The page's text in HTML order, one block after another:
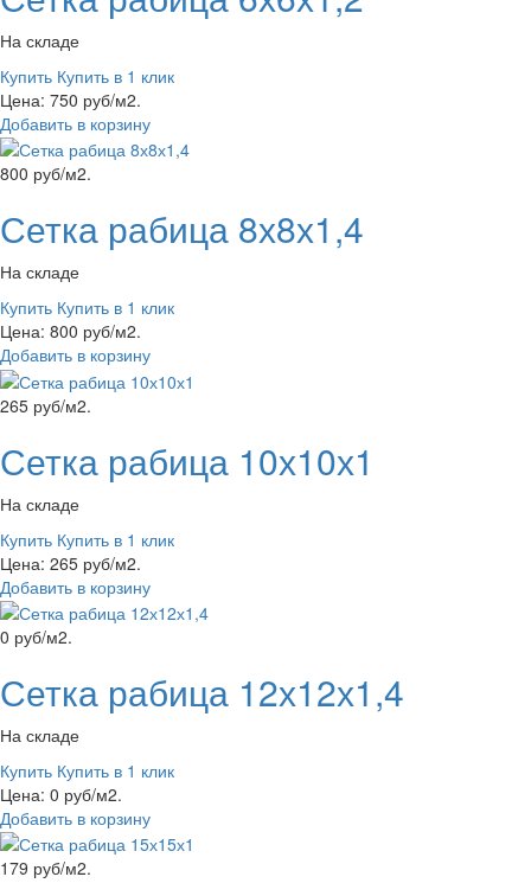
На складе
Купить Купить в 1 клик
Цена: 750 руб/м2.
Добавить в корзину
800 руб/м2.
Сетка рабица 8х8х1,4
На складе
Купить Купить в 1 клик
Цена: 800 руб/м2.
Добавить в корзину
265 руб/м2.
Сетка рабица 10х10х1
На складе
Купить Купить в 1 клик
Цена: 265 руб/м2.
Добавить в корзину
0 руб/м2.
Сетка рабица 12х12х1,4
На складе
Купить Купить в 1 клик
Цена: 0 руб/м2.
Добавить в корзину
179 руб/м2.